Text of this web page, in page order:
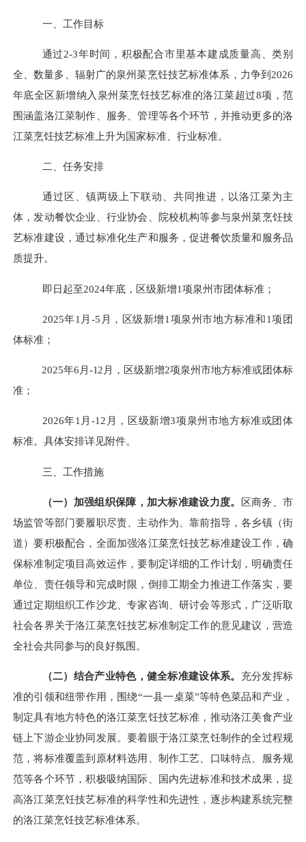
一、工作目标
通过2-3年时间，积极配合市里基本建成质量高、类别
全、数量多、辐射广的泉州菜烹饪技艺标准体系，力争到2026
年底全区新增纳入泉州菜烹饪技艺标准的洛江菜超过8项，范
围涵盖洛江菜制作、服务、管理等各个环节，并推动更多的洛
江菜烹饪技艺标准上升为国家标准、行业标准。
二、任务安排
通过区、镇两级上下联动、共同推进，以洛江菜为主
体，发动餐饮企业、行业协会、院校机构等参与泉州菜烹饪技
艺标准建设，通过标准化生产和服务，促进餐饮质量和服务品
质提升。
即日起至2024年底，区级新增1项泉州市团体标准；
2025年1月-5月，区级新增1项泉州市地方标准和1项团
体标准；
2025年6月-12月，区级新增2项泉州市地方标准或团体标
准；
2026年1月-12月，区级新增3项泉州市地方标准或团体
标准。具体安排详见附件。
三、工作措施
（一）加强组织保障，加大标准建设力度。 区商务、市
场监管等部门要履职尽责、主动作为、靠前指导，各乡镇（街
道）要积极配合，全面加强洛江菜烹饪技艺标准建设工作，确
保标准制定项目高效运作，要制定详细的工作计划，明确责任
单位、责任领导和完成时限，倒排工期全力推进工作落实，要
通过定期组织工作沙龙、专家咨询、研讨会等形式，广泛听取
社会各界关于洛江菜烹饪技艺标准制定工作的意见建议，营造
全社会共同参与的良好氛围。
（二）结合产业特色，健全标准建设体系。 充分发挥标
准的引领和纽带作用，围绕“一县一桌菜”等特色菜品和产业，
制定具有地方特色的洛江菜烹饪技艺标准，推动洛江美食产业
链上下游企业协同发展。要着眼于洛江菜烹饪制作的全过程规
范，将标准覆盖到原材料选用、制作工艺、口味特点、服务规
范等各个环节，积极吸纳国际、国内先进标准和技术成果，提
高洛江菜烹饪技艺标准的科学性和先进性，逐步构建系统完整
的洛江菜烹饪技艺标准体系。